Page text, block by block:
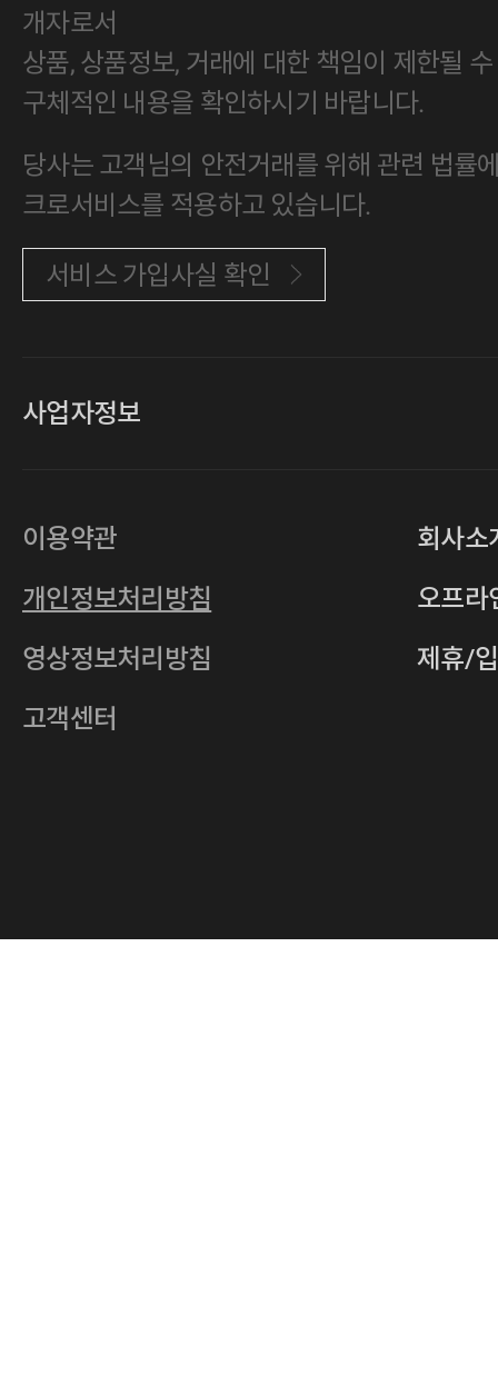
개자로서
상품, 상품정보, 거래에 대한 책임이 제한될
구체적인 내용을 확인하시기 바랍니다.
당사는 고객님의 안전거래를 위해 관련 법률
크로서비스를 적용하고 있습니다.
서비스 가입사실 확인
사업자정보
사업자등록번호
통신판매업
2011-서울중구-0149
주소 서울특별시 중구 다산로14길 12 (신당
호스팅사업자
이용약관
개인정보처리방침
영상정보처리방침
고객센터
회사소
오프라
제휴/